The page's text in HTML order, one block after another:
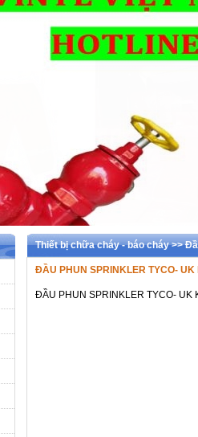
Thiết bị chữa cháy - báo cháy >>
ĐẦU PHUN SPRINKLER TYCO-
ĐẦU PHUN SPRINKLER TYCO- UK